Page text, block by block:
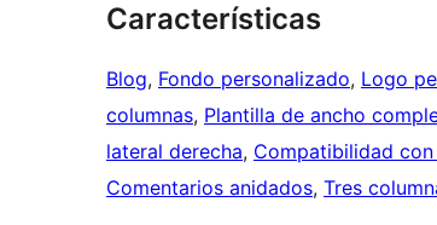
Características
Blog, Fondo personalizado, Logo
columnas, Plantilla de ancho
lateral derecha, Compatibilidad
Comentarios anidados, Tres